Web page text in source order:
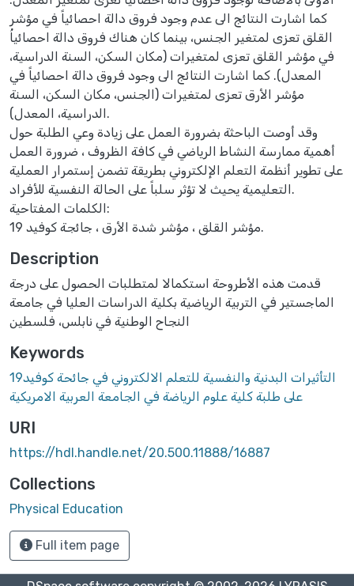
كما اشارت النتائج الى عدم وجود فروق دالة احصائياً في مؤشر
القلق تعزى لمتغير الجنس، بينما كان هناك فروق دالة احصائياُ
في مؤشر القلق تعزى لمتغيرات (مكان السكن، السنة الدراسية،
المعدل). كما اشارت النتائج الى وجود فروق دالة احصائياً في
مؤشر الأرق تعزى لمتغيرات (الجنس، مكان السكن، السنة
الدراسية، المعدل).
وقد أوصت الباحثة بضرورة العمل على زيادة وعي الطلبة حول
أهمية ممارسة النشاط الرياضي في كافة الظروف ، ضرورة العمل
على تطوير أنظمة التعلم الإلكتروني بطريقة تضمن إستمرار العملية
التعليمية يحيث لا تؤثر سلباً على الحالة النفسية للأفراد.
الكلمات المفتاحية:
مؤشر القلق ، مؤشر شدة الأرق ، جائجة كوفيد 19.
Description
قدمت هذه الأطروحة استكمالا لمتطلبات الحصول على درجة
الماجستير في التربية الرياضية بكلية الدراسات العليا في جامعة
النجاح الوطنية في نابلس، فلسطين
Keywords
التأثيرات البدنية والنفسية للتعلم الالكتروني في جائحة كوفيد19
على طلبة كلية علوم الرياضة في الجامعة العربية الامريكية
URI
https://hdl.handle.net/20.500.11888/16887
Collections
Physical Education
Full item page